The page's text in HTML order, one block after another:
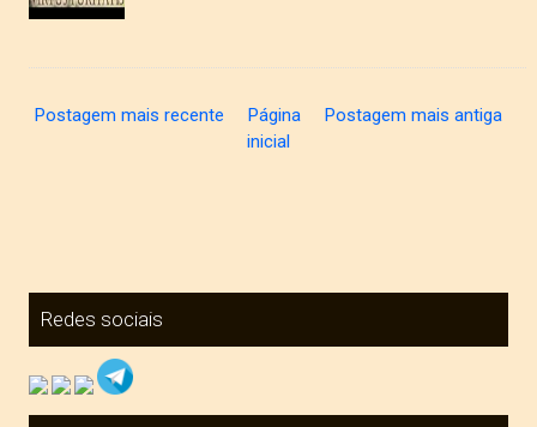
Postagem mais recente Postagem mais antiga
Página
inicial
Redes sociais